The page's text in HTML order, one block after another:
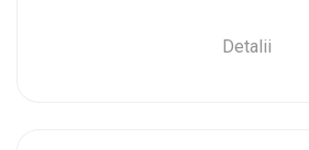
Detalii